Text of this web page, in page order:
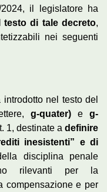
il legislatore ha
testo di tale decreto,
nei seguenti
nel testo del
g-quater)e g-
1, destinate a definire
inesistenti” e di
disciplina penale
rilevanti per la
compensazione e per